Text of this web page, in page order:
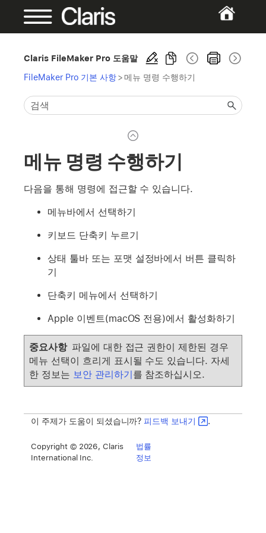
Claris FileMaker Pro 도움말
FileMaker Pro 기본 사항>메뉴 명령 수행하기
메뉴 명령 수행하기
다음을 통해 명령에 접근할 수 있습니다.
메뉴바에서 선택하기
키보드 단축키 누르기
상태 툴바 또는 포맷 설정바에서 버튼 클릭하
기
단축키 메뉴에서 선택하기
Apple 이벤트(macOS 전용)에서 활성화하기
중요사항 파일에 대한 접근 권한이 제한된 경우
메뉴 선택이 흐리게 표시될 수도 있습니다. 자세
한 정보는 보안 관리하기를 참조하십시오.
이 주제가 도움이 되셨습니까?피드백 보내기 .
Copyright © 2026, Claris
International Inc.
법률
정보